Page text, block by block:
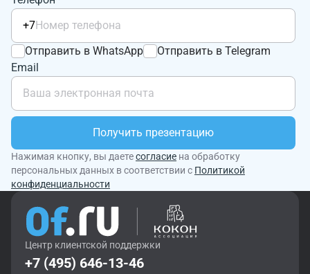
+7
Отправить в WhatsApp
Отправить в Telegram
Email
Получить презентацию
Нажимая кнопку, вы даетесогласие на обработку
персональных данных в соответствии с Политикой
конфиденциальности
Центр клиентской поддержки
+7 (495) 646-13-46